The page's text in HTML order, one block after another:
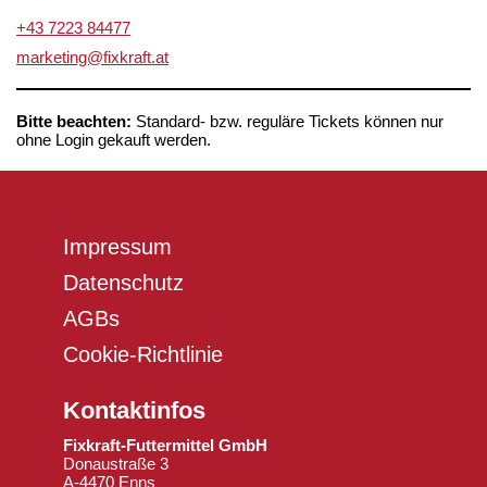
+43 7223 84477
marketing@fixkraft.at
Bitte beachten: Standard- bzw. reguläre Tickets können nur
ohne Login gekauft werden.
Impressum
Datenschutz
AGBs
Cookie-Richtlinie
Kontaktinfos
Fixkraft-Futtermittel GmbH
Donaustraße 3
A-4470 Enns